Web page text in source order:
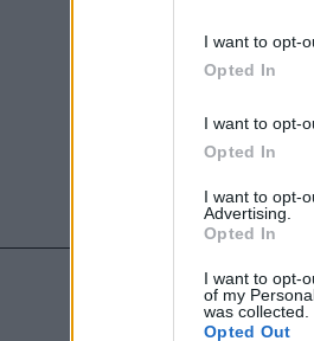
I want to opt-
Opted In
I want to opt-
Opted In
I want to opt-
Advertising.
Opted In
I want to opt-
of my
was collected.
Opted Out